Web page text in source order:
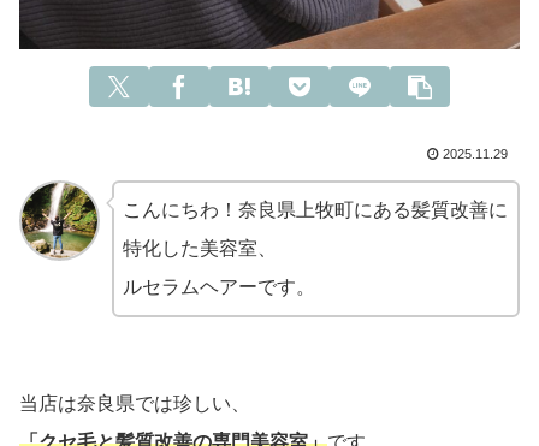
2025.11.29
こんにちわ！奈良県上牧町にある髪質改善に
特化した美容室、
ルセラムヘアーです。
当店は奈良県では珍しい、